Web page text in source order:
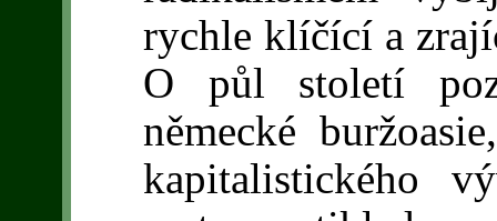
rychle klíčící a
O půl století
německé
kapitalistického